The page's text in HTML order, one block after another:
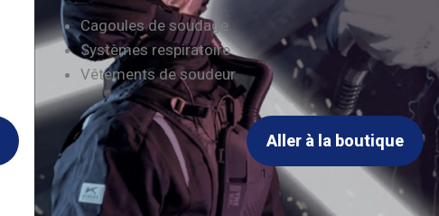
Cagoules de soudage
Systèmes respiratoire
Vêtements de soudeur
Aller à la boutique